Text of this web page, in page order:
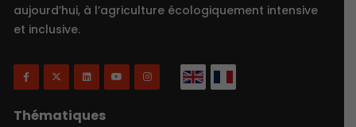
aujourd’hui, à l’agriculture écologiquement intensive
et inclusive.
Thématiques